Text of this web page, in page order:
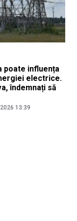
poate influența
electrice.
îndemnați să
13:39